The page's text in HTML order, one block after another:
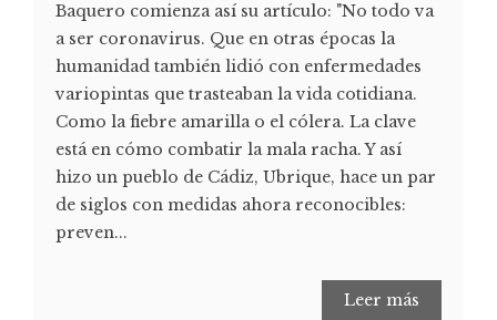
Baquero comienza así su artículo: "No todo va
a ser coronavirus. Que en otras épocas la
humanidad también lidió con enfermedades
variopintas que trasteaban la vida cotidiana.
Como la fiebre amarilla o el cólera. La clave
está en cómo combatir la mala racha. Y así
hizo un pueblo de Cádiz, Ubrique, hace un par
de siglos con medidas ahora reconocibles:
preven...
Leer más